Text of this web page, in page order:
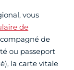
vous
de
de
ou passeport
la carte vitale